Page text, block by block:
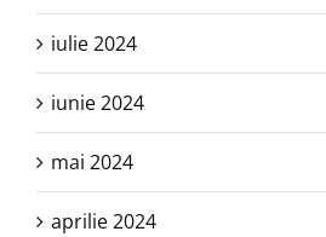
iulie 2024
iunie 2024
mai 2024
aprilie 2024